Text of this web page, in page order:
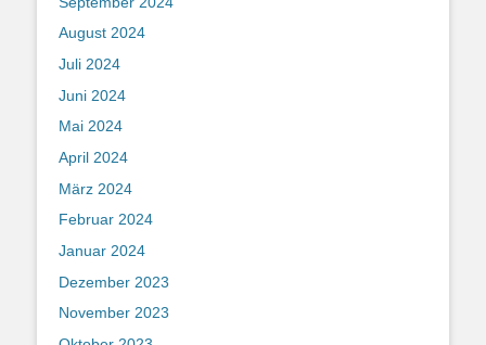
August 2024
Juli 2024
Juni 2024
Mai 2024
April 2024
März 2024
Februar 2024
Januar 2024
Dezember 2023
November 2023